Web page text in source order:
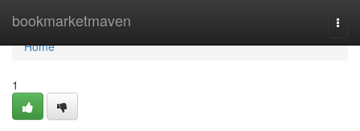
bookmarketmaven
Home
Home
1